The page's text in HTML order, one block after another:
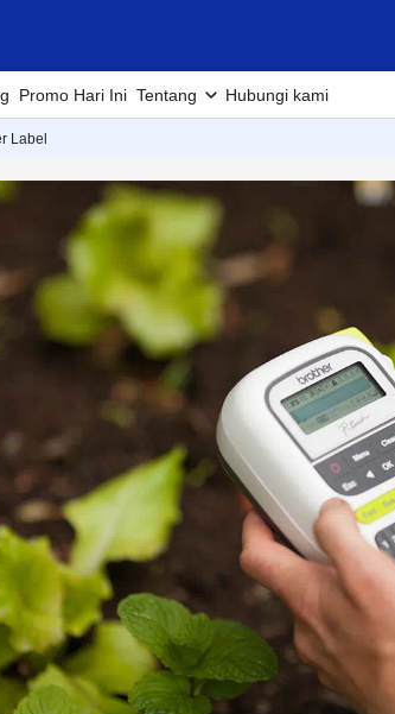
Promo Hari Ini Tentang Hubungi kami
Label